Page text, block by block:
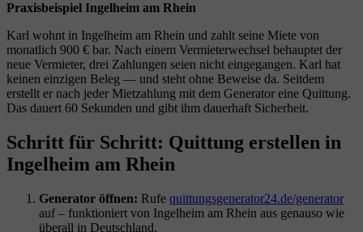
Praxisbeispiel Ingelheim am Rhein
Karl wohnt in Ingelheim am Rhein und zahlt seine Miete von
monatlich 900 € bar. Nach einem Vermieterwechsel behauptet der
neue Vermieter, drei Zahlungen seien nicht eingegangen. Karl hat
keinen einzigen Beleg — und steht ohne Beweise da. Seitdem
erstellt er nach jeder Mietzahlung mit dem Generator eine Quittung.
Das dauert 60 Sekunden und gibt ihm dauerhaft Sicherheit.
Schritt für Schritt: Quittung erstellen in
Ingelheim am Rhein
Generator öffnen: Rufe quittungsgenerator24.de/generator
auf – funktioniert von Ingelheim am Rhein aus genauso wie
überall in Deutschland.